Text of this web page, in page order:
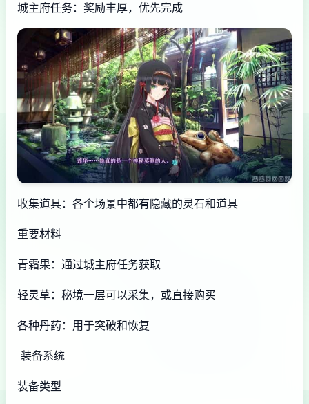
城主府任务：奖励丰厚，优先完成
收集道具：各个场景中都有隐藏的灵石和道具
重要材料
青霜果：通过城主府任务获取
轻灵草：秘境一层可以采集，或直接购买
各种丹药：用于突破和恢复
装备系统
装备类型